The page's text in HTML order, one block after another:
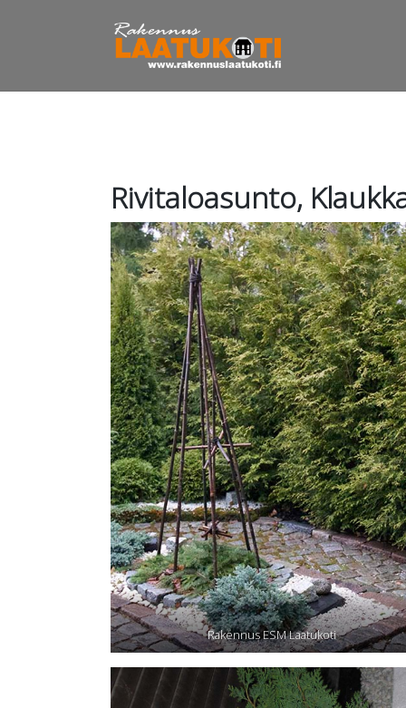
Rivitaloasunto,
Rakennus ESM Laatukoti